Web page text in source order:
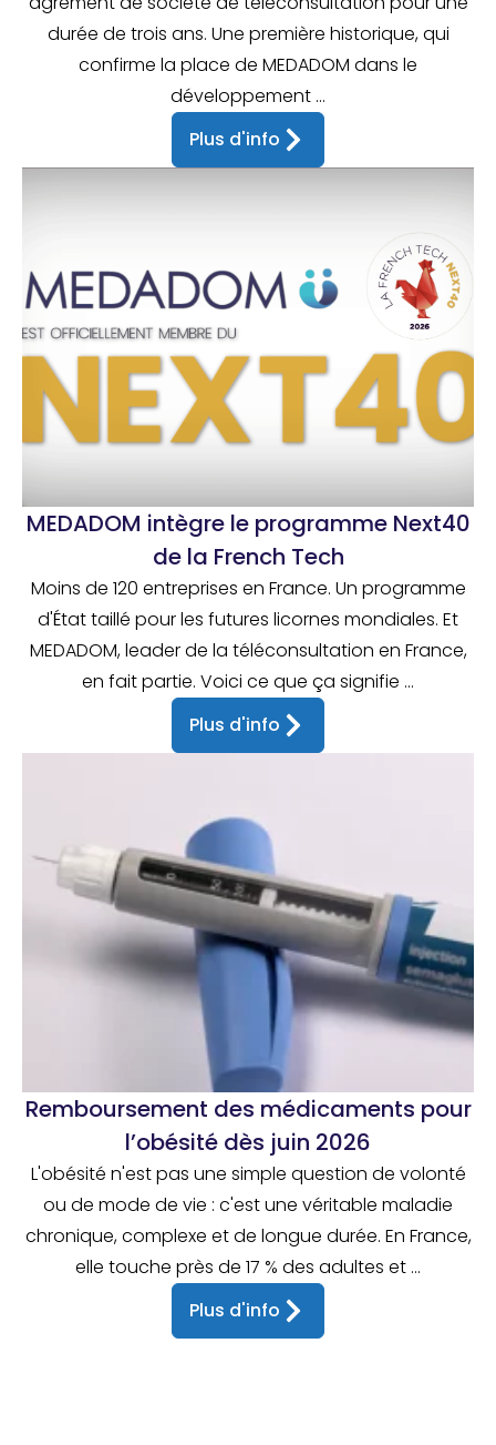
durée de trois ans. Une première historique, qui
confirme la place de MEDADOM dans le
développement ...
Plus d'info
MEDADOM intègre le programme Next40
de la French Tech
Moins de 120 entreprises en France. Un programme
d'État taillé pour les futures licornes mondiales. Et
MEDADOM, leader de la téléconsultation en France,
en fait partie. Voici ce que ça signifie ...
Plus d'info
Remboursement des médicaments pour
l’obésité dès juin 2026
L'obésité n'est pas une simple question de volonté
ou de mode de vie : c'est une véritable maladie
chronique, complexe et de longue durée. En France,
elle touche près de 17 % des adultes et ...
Plus d'info